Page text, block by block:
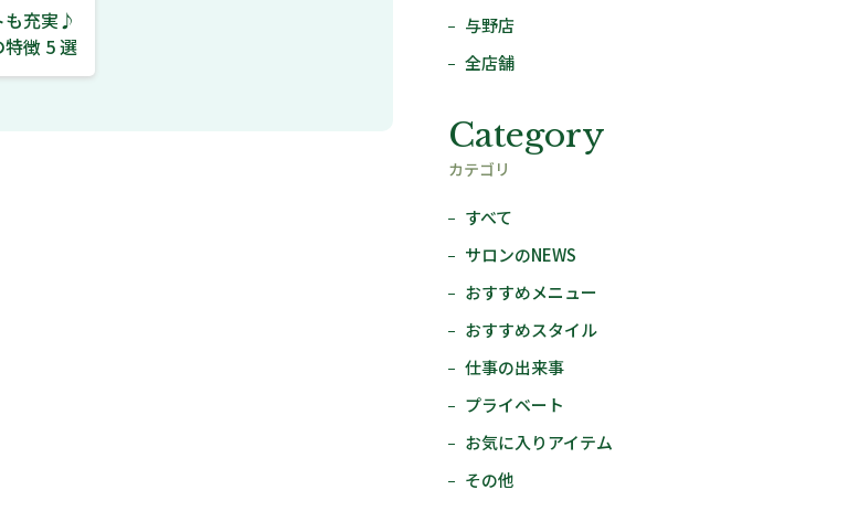
も充実♪
徴 5 選
与野店
全店舗
Category
カテゴリ
すべて
サロンのNEWS
おすすめメニュー
おすすめスタイル
仕事の出来事
プライベート
お気に入りアイテム
その他